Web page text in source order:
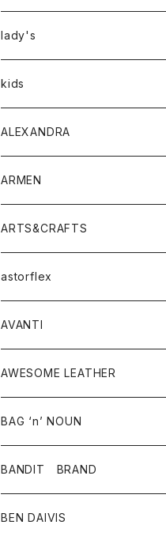
アウター
トップス
Tシャツ
シャツ
ボトムス
lady's
アウター
トップス
Tシャツ・カットソー
シャツ・ブラウス
ボトムス
パンツ
スカート
ワンピース・オールインワン
バッグ
シューズ
アクセサリー
その他雑貨
kids
ALEXANDRA
ARMEN
アウター
コート
ジャケット
トップス
ベスト
シャツ
ワンピース
ボトム
スカート
パンツ
グッズ
靴
ARTS&CRAFTS
アクセサリー
ウォレット
バッグ
astorflex
グッズ
靴
AVANTI
シャツ
AWESOME LEATHER
アウター
革ジャケット
BAG ‘n’ NOUN
アクセサリー
バッグ
BANDIT BRAND
トップス
BEN DAIVIS